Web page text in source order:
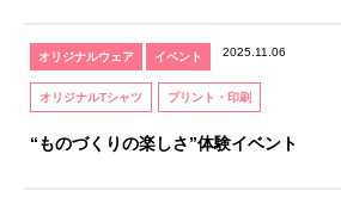
オリジナルウェア イベント 2025.11.06
オリジナルTシャツ プリント・印刷
“ものづくりの楽しさ”体験イベント